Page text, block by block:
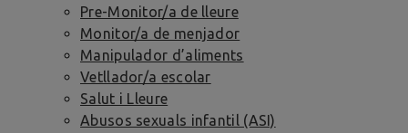
Pre-Monitor/a de lleure
Monitor/a de menjador
Manipulador d’aliments
Vetllador/a escolar
Salut i Lleure
Abusos sexuals infantil (ASI)